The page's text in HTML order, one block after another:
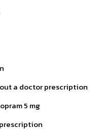
a doctor prescription
5 mg